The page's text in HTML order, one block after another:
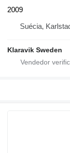
2009
Suécia,
Klaravik Sweden